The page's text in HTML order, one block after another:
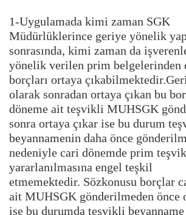
1-Uygulamada kimi zaman SGK
Müdürlüklerince geriye yönelik
sonrasında, kimi zaman da
yönelik verilen prim belgelerinden
borçları ortaya
olarak sonradan ortaya çıkan bu
döneme ait teşvikli MUHSGK
sonra ortaya çıkar ise bu durum
beyannamenin daha önce
nedeniyle cari dönemde prim
yararlanılmasına engel teşkil
etmemektedir. Sözkonusu borçlar
ait MUHSGK gönderilmeden önce
ise bu durumda teşvikli beyanname